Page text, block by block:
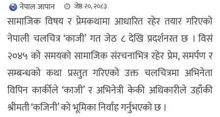
नेपाल जापान जेष्ठ २०, २०८३
सामाजिक विषय र प्रेमकथामा आधारित रहेर तयार गरिएको
नेपाली चलचित्र ‘काजी’ गत जेठ ८ देखि प्रदर्शनरत छ । विसं
२०४५ को समयको सामाजिक संरचनाभित्र रहेर प्रेम, समर्पण र
सम्बन्धको कथा प्रस्तुत गरिएको उक्त चलचित्रमा अभिनेता
विपिन कार्कीले ‘काजी’ र अभिनेत्री केकी अधिकारीले उहाँकी
श्रीमती ‘कजिनी’ को भूमिका निर्वाह गर्नुभएको छ ।